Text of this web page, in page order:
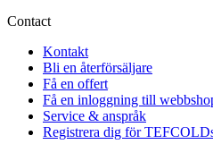
Contact
Kontakt
Bli en återförsäljare
Få en offert
Få en inloggning till
Service & anspråk
Registrera dig för